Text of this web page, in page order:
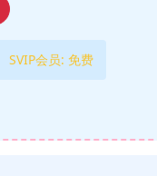
SVIP会员: 免费